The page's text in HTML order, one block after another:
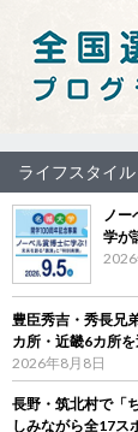
ライフスタイル
ノー
学が
豊臣秀吉・秀長兄
カ所・近畿6カ所
2026年8月8日
長野・筑北村で「
しみながら全17ス